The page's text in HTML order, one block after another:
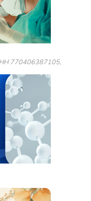
770406387105,